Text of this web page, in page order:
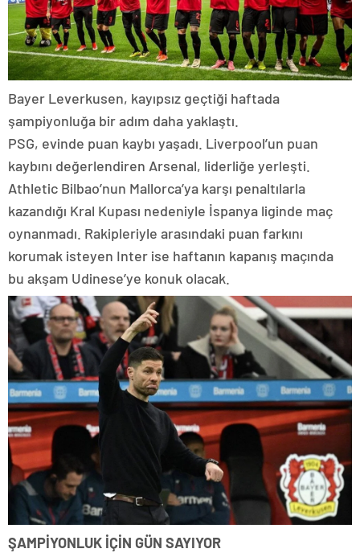
Bayer Leverkusen, kayıpsız geçtiği haftada
şampiyonluğa bir adım daha yaklaştı.
PSG, evinde puan kaybı yaşadı. Liverpool’un puan
kaybını değerlendiren Arsenal, liderliğe yerleşti.
Athletic Bilbao’nun Mallorca’ya karşı penaltılarla
kazandığı Kral Kupası nedeniyle İspanya liginde maç
oynanmadı. Rakipleriyle arasındaki puan farkını
korumak isteyen Inter ise haftanın kapanış maçında
bu akşam Udinese’ye konuk olacak.
ŞAMPİYONLUK İÇİN GÜN SAYIYOR